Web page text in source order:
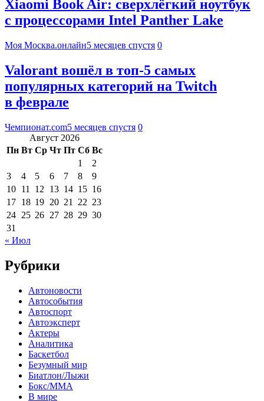
Xiaomi Book Air: сверхлёгкий ноутбук
с процессорами Intel Panther Lake
Моя Москва.онлайн5 месяцев спустя 0
Valorant вошёл в топ-5 самых
популярных категорий на Twitch
в феврале
Чемпионат.com5 месяцев спустя 0
Август 2026
Пн Вт Ср Чт Пт Сб Вс
1
2
3
4 5 6 7 8
9
10 11 12 13 14 15 16
17 18 19 20 21 22 23
24 25 26 27 28 29 30
31
« Июл
Рубрики
Автоновости
Автособытия
Автоспорт
Автоэксперт
Актеры
Аналитика
Баскетбол
Безумный мир
Биатлон/Лыжи
Бокс/MMA
В мире